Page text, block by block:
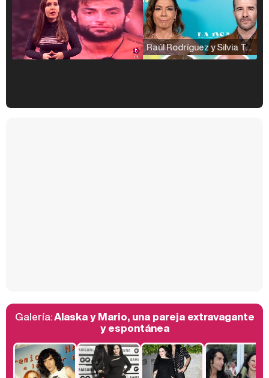
Raúl Rodríguez y Silvia Taulés nos cuentan su papel en 'La familia de la tele'
Belén Esteban: "Estoy emocionada, muy contenta y muy feliz por llegar a RTVE"
Galería:Alaska y Mario, una pareja extravagante
y espontánea